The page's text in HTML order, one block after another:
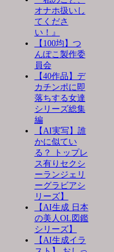
オナホ扱いし
てくださ
い！』
【100均】つ
んぽこ製作委
員会
【40作品】デ
カチンポに即
落ちする女達
シリーズ総集
編
【AI実写】誰
かに似てい
る？ トップレ
ス有りセクシ
ーランジェリ
ーグラビアシ
リーズ】
【AI生成 日本
の美人OL図鑑
シリーズ】
【AI生成イラ